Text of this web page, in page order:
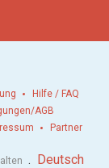
Hilfe / FAQ
AGB
Partner
. Deutsch